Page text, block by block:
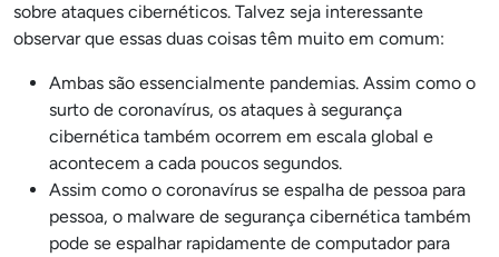
sobre ataques cibernéticos. Talvez seja interessante
observar que essas duas coisas têm muito em comum:
Ambas são essencialmente pandemias. Assim como o
surto de coronavírus, os ataques à segurança
cibernética também ocorrem em escala global e
acontecem a cada poucos segundos.
Assim como o coronavírus se espalha de pessoa para
pessoa, o malware de segurança cibernética também
pode se espalhar rapidamente de computador para